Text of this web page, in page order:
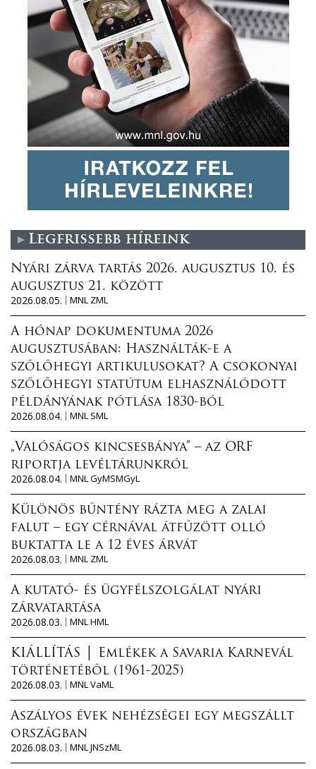
Legfrissebb híreink
Nyári zárva tartás 2026. augusztus 10. és
augusztus 21. között
2026.08.05.
MNL ZML
A hónap dokumentuma 2026
augusztusában: Használták-e a
szőlőhegyi artikulusokat? A csokonyai
szőlőhegyi statútum elhasználódott
példányának pótlása 1830-ból
2026.08.04.
MNL SML
„Valóságos kincsesbánya” – az ORF
riportja levéltárunkról
2026.08.04.
MNL GyMSMGyL
Különös bűntény rázta meg a zalai
falut – egy cérnával átfűzött olló
buktatta le a 12 éves árvát
2026.08.03.
MNL ZML
A kutató- és ügyfélszolgálat nyári
zárvatartása
2026.08.03.
MNL HML
KIÁLLÍTÁS │ Emlékek a Savaria Karnevál
történetéből (1961-2025)
2026.08.03.
MNL VaML
Aszályos évek nehézségei egy megszállt
országban
2026.08.03.
MNL JNSzML